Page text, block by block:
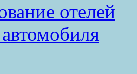
отелей